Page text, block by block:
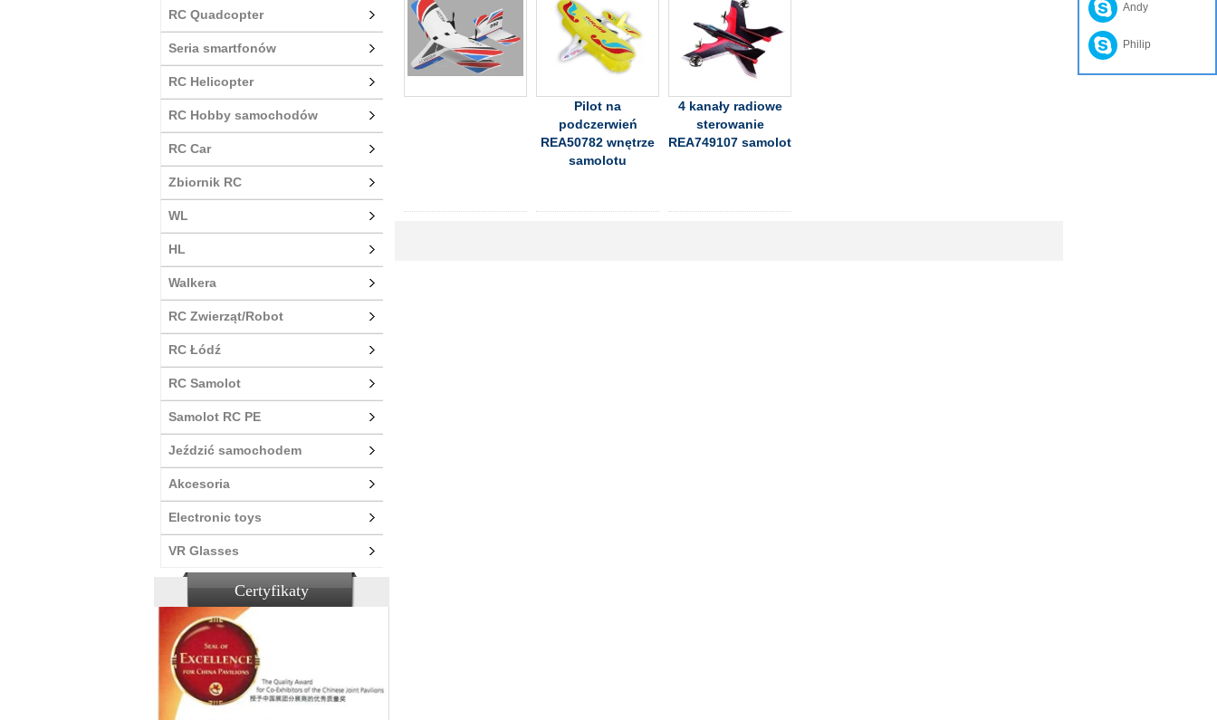
RC Quadcopter
Seria smartfonów
RC Helicopter
RC Hobby samochodów
RC Car
Zbiornik RC
WL
HL
Walkera
RC Zwierząt/Robot
RC Łódź
RC Samolot
Samolot RC PE
Jeździć samochodem
Akcesoria
Electronic toys
VR Glasses
Certyfikaty
Pilot na
podczerwień
REA50782 wnętrze
samolotu
4 kanały radiowe
sterowanie
REA749107 samolot
Andy
Philip